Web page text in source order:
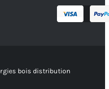
bois distribution